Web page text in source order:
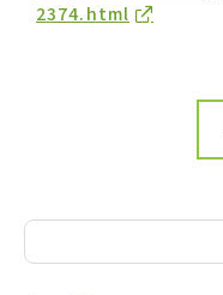
2374.html